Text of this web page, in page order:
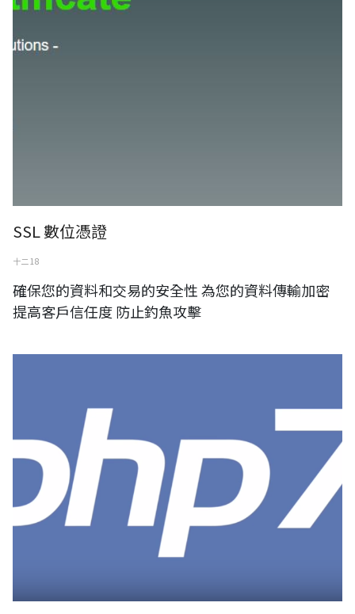
SSL 數位憑證
十二 18
確保您的資料和交易的安全性 為您的資料傳輸加密
提高客戶信任度 防止釣魚攻擊